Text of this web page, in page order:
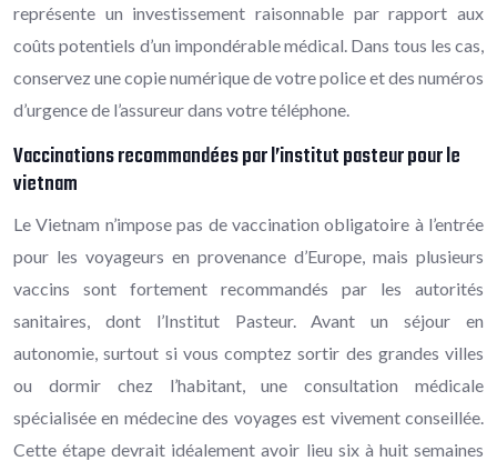
représente un investissement raisonnable par rapport aux
coûts potentiels d’un impondérable médical. Dans tous les cas,
conservez une copie numérique de votre police et des numéros
d’urgence de l’assureur dans votre téléphone.
Vaccinations recommandées par l’institut pasteur pour le
vietnam
Le Vietnam n’impose pas de vaccination obligatoire à l’entrée
pour les voyageurs en provenance d’Europe, mais plusieurs
vaccins sont fortement recommandés par les autorités
sanitaires, dont l’Institut Pasteur. Avant un séjour en
autonomie, surtout si vous comptez sortir des grandes villes
ou dormir chez l’habitant, une consultation médicale
spécialisée en médecine des voyages est vivement conseillée.
Cette étape devrait idéalement avoir lieu six à huit semaines